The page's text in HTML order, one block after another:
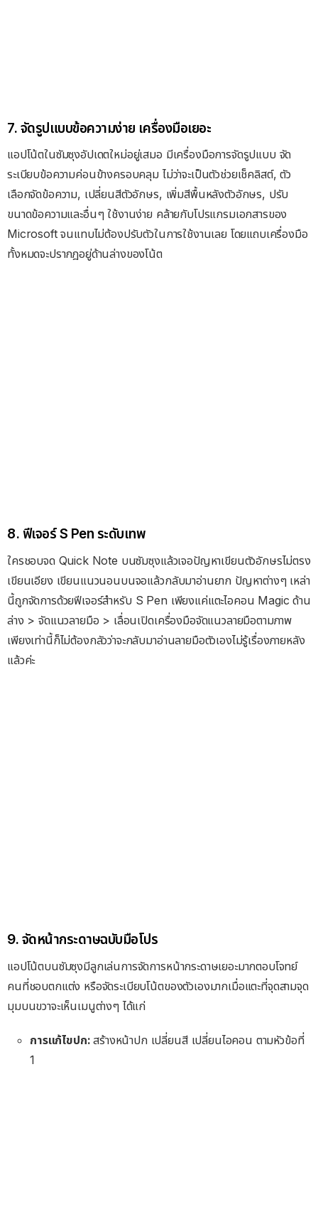
7. จัดรูปแบบข้อความง่าย เครื่องมือเยอะ
แอปโน้ตในซัมซุงอัปเดตใหม่อยู่เสมอ มีเครื่องมือการจัดรูปแบบ จัด
ระเบียบข้อความค่อนข้างครอบคลุม ไม่ว่าจะเป็นตัวช่วยเช็คลิสต์, ตัว
เลือกจัดข้อความ, เปลี่ยนสีตัวอักษร, เพิ่มสีพื้นหลังตัวอักษร, ปรับ
ขนาดข้อความและอื่นๆ ใช้งานง่าย คล้ายกับโปรแกรมเอกสารของ
Microsoft จนแทบไม่ต้องปรับตัวในการใช้งานเลย โดยแถบเครื่องมือ
ทั้งหมดจะปรากฎอยู่ด้านล่างของโน้ต
8. ฟีเจอร์ S Pen ระดับเทพ
ใครชอบจด Quick Note บนซัมซุงแล้วเจอปัญหาเขียนตัวอักษรไม่ตรง
เขียนเอียง เขียนแนวนอนบนจอแล้วกลับมาอ่านยาก ปัญหาต่างๆ เหล่า
นี้ถูกจัดการด้วยฟีเจอร์สำหรับ S Pen เพียงแค่แตะไอคอน Magic ด้าน
ล่าง > จัดแนวลายมือ > เลื่อนเปิดเครื่องมือจัดแนวลายมือตามภาพ
เพียงเท่านี้ก็ไม่ต้องกลัวว่าจะกลับมาอ่านลายมือตัวเองไม่รู้เรื่องภายหลัง
แล้วค่ะ
9. จัดหน้ากระดาษฉบับมือโปร
แอปโน้ตบนซัมซุงมีลูกเล่นการจัดการหน้ากระดาษเยอะมากตอบโจทย์
คนที่ชอบตกแต่ง หรือจัดระเบียบโน้ตของตัวเองมากเมื่อแตะที่จุดสามจุด
มุมบนขวาจะเห็นเมนูต่างๆ ได้แก่
การแก้ไขปก:สร้างหน้าปก เปลี่ยนสี เปลี่ยนไอคอน ตามหัวข้อที่
1